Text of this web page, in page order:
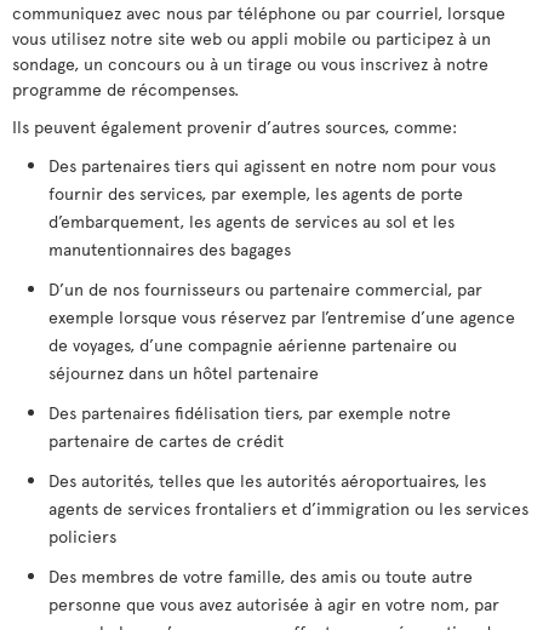
communiquez avec nous par téléphone ou par courriel, lorsque
vous utilisez notre site web ou appli mobile ou participez à un
sondage, un concours ou à un tirage ou vous inscrivez à notre
programme de récompenses.
Ils peuvent également provenir d’autres sources, comme:
Des partenaires tiers qui agissent en notre nom pour vous
fournir des services, par exemple, les agents de porte
d’embarquement, les agents de services au sol et les
manutentionnaires des bagages
D’un de nos fournisseurs ou partenaire commercial, par
exemple lorsque vous réservez par l’entremise d’une agence
de voyages, d’une compagnie aérienne partenaire ou
séjournez dans un hôtel partenaire
Des partenaires fidélisation tiers, par exemple notre
partenaire de cartes de crédit
Des autorités, telles que les autorités aéroportuaires, les
agents de services frontaliers et d’immigration ou les services
policiers
Des membres de votre famille, des amis ou toute autre
personne que vous avez autorisée à agir en votre nom, par